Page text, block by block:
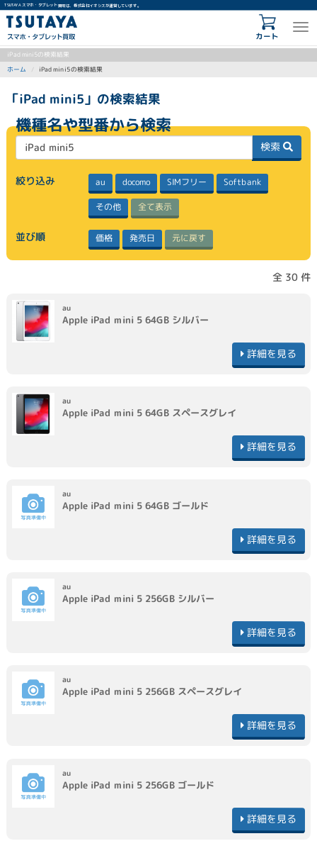
TSUTAYA スマホ・タブレット買取は、株式会社イオシスが運営しています。
カート
iPad mini5の検索結果
ホーム iPad mini5の検索結果
「iPad mini5」の検索結果
機種名や型番から検索
検索
絞り込み au docomo SIMフリー Softbank
その他 全て表示
並び順 価格 発売日 元に戻す
全 30 件
au
Apple iPad mini 5 64GB シルバー
詳細を見る
au
Apple iPad mini 5 64GB スペースグレイ
詳細を見る
au
Apple iPad mini 5 64GB ゴールド
詳細を見る
au
Apple iPad mini 5 256GB シルバー
詳細を見る
au
Apple iPad mini 5 256GB スペースグレイ
詳細を見る
au
Apple iPad mini 5 256GB ゴールド
詳細を見る